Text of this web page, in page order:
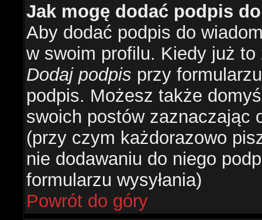
Jak mogę dodać podpis
Aby dodać podpis do
w swoim profilu. Kiedy już
Dodaj podpis przy
podpis. Możesz także
swoich postów zaznaczając
(przy czym każdorazowo
nie dodawaniu do niego
formularzu wysyłania)
Powrót do góry